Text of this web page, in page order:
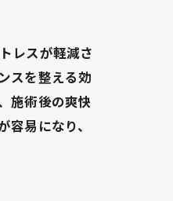
レスが軽減さ
スを整える効
施術後の爽快
易になり、